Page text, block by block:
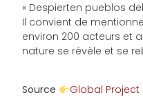
« Despierten pueblos
Il convient de
environ 200 acteurs et
nature se révèle et se
Source
Global Project